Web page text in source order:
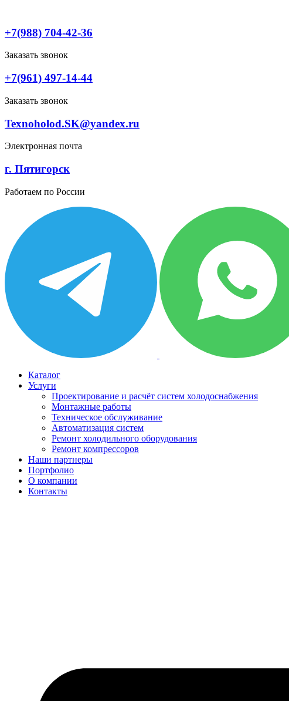
содержимому
+7(988) 704-42-36
Заказать звонок
+7(961) 497-14-44
Заказать звонок
Texnoholod.SK@yandex.ru
Электронная почта
г. Пятигорск
Работаем по России
Каталог
Услуги
Проектирование и расчёт систем холодоснабжения
Монтажные работы
Техническое обслуживание
Автоматизация систем
Ремонт холодильного оборудования
Ремонт компрессоров
Наши партнеры
Портфолио
О компании
Контакты